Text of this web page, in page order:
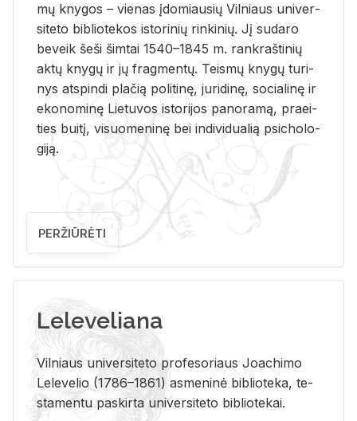
mų kny­gos – vie­nas įdo­miau­sių Vil­niaus uni­ver­
si­te­to bi­b­lio­te­kos is­to­ri­nių rin­ki­nių. Jį su­da­ro
be­veik šeši šim­tai 1540–1845 m. rank­raš­ti­nių
aktų kny­gų ir jų frag­men­tų. Teis­mų kny­gų tu­ri­
nys at­spin­di pla­čią po­li­ti­nę, ju­ri­di­nę, so­cia­li­nę ir
eko­no­mi­nę Lie­tu­vos is­to­ri­jos pa­no­ra­mą, pra­ei­
ties bui­tį, vi­suo­me­ni­nę bei in­di­vi­dua­lią psi­cho­lo­
gi­ją.
PERŽIŪRĖTI
Leleveliana
Vil­niaus uni­ver­si­te­to pro­fe­so­riaus Jo­a­chi­mo
Le­le­ve­lio (1786–1861) as­me­ni­nė bi­b­lio­te­ka, te­
sta­men­tu pa­skir­ta uni­ver­si­te­to bi­b­lio­te­kai.